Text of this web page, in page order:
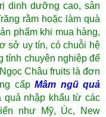
dinh dưỡng cao, sản
rằm hoặc làm quà
phẩm khi mua hàng,
sở uy tín, có chuỗi hệ
tính chuyên nghiệp để
Châu fruits là đơn
cấpMâm ngũ quả
quả nhập khẩu từ các
như Mỹ, Úc, New